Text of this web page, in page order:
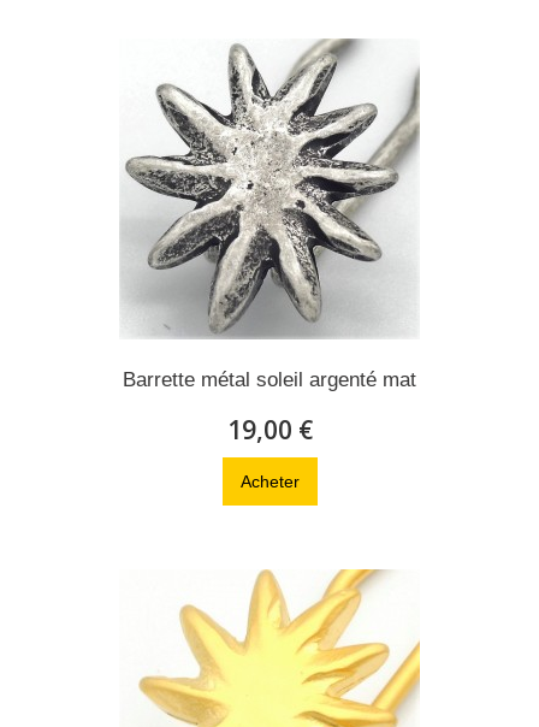
Barrette métal soleil argenté mat
19,00 €
Acheter